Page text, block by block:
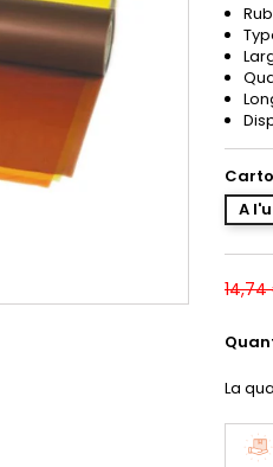
A
La